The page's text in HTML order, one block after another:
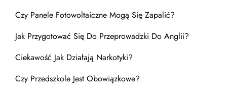
Czy Panele Fotowoltaiczne Mogą Się Zapalić?
Jak Przygotować Się Do Przeprowadzki Do Anglii?
Ciekawość Jak Działają Narkotyki?
Czy Przedszkole Jest Obowiązkowe?